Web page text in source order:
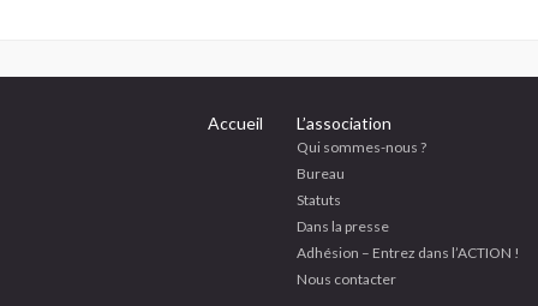
Accueil L’association
Qui sommes-nous ?
Bureau
Statuts
Dans la presse
Adhésion – Entrez dans l’ACTION !
Nous contacter